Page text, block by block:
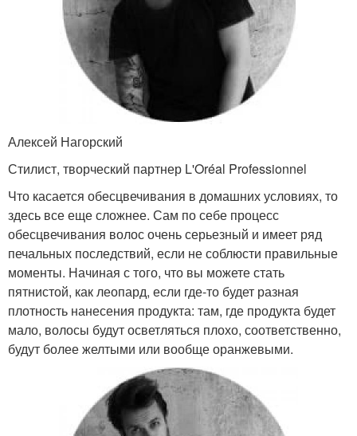
Алексей Нагорский
Стилист, творческий партнер L'Oréal Professionnel
Что касается обесцвечивания в домашних условиях, то
здесь все еще сложнее. Сам по себе процесс
обесцвечивания волос очень серьезный и имеет ряд
печальных последствий, если не соблюсти правильные
моменты. Начиная с того, что вы можете стать
пятнистой, как леопард, если где-то будет разная
плотность нанесения продукта: там, где продукта будет
мало, волосы будут осветляться плохо, соответственно,
будут более желтыми или вообще оранжевыми.